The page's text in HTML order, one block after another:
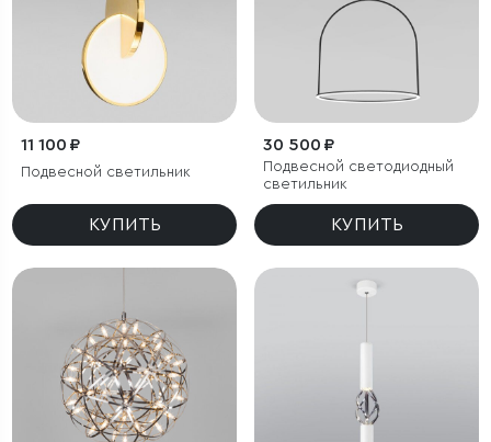
11 100 ₽
Подвесной светильник
КУПИТЬ
30 500 ₽
Подвесной светодиодный
светильник
КУПИТЬ